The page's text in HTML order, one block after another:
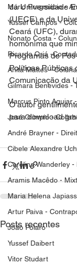
Mário Pragmácio -
Yussef Campos -
Nonato Costa -
Ricardo Oriá -
Anita Mattes -
Gilmara Benevides -
Marcus Pinto Aguiar
José Olímpio -
André Brayner -
Cibele Alexandre
Carolina Wanderley -
Aramis Macêdo -
Maria Helena
Artur Paiva -
João Polaro
Yussef Daibert
Vitor Studart
da Universidade
(UECE) e da
Ceará (UFC),
homônima que
Programas de
Políticas Públicas
Comunicação da
O autor
para download
Posts recentes